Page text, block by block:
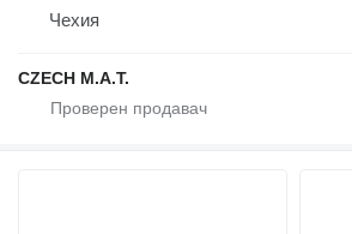
Чехия
CZECH M.A.T.